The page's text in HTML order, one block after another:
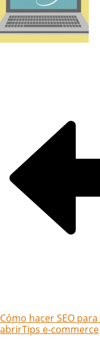
Cómo hacer SEO
abrirTips e-commerce